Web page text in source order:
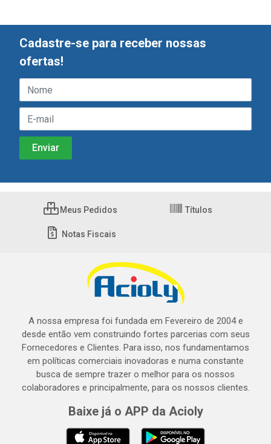
Cadastre-se para receber nossas
ofertas!
Meus Pedidos Títulos
Notas Fiscais
A nossa empresa foi fundada em Fevereiro de 2004 e
desde então vem construindo fortes parcerias com seus
Fornecedores e Clientes. Para isso, nos fundamentamos
em políticas comerciais inovadoras e numa constante
busca de sempre trazer o melhor para os nossos
colaboradores e principalmente, para os nossos clientes.
Baixe já o APP da Acioly